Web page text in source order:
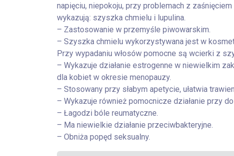
napięciu, niepokoju, przy problemach z
wykazują: szyszka chmielu i lupulina.
– Zastosowanie w przemyśle piwowarskim.
– Szyszka chmielu wykorzystywana jest w
Przy wypadaniu włosów pomocne są wcierki z
– Wykazuje działanie estrogenne w niewielkim
dla kobiet w okresie menopauzy.
– Stosowany przy słabym apetycie, ułatwia
– Wykazuje również pomocnicze działanie przy
– Łagodzi bóle reumatyczne.
– Ma niewielkie działanie przeciwbakteryjne.
– Obniża popęd seksualny.